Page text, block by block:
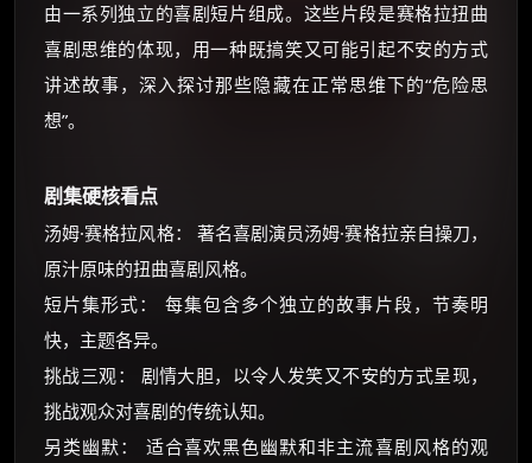
由一系列独立的喜剧短片组成。这些片段是赛格拉扭曲
喜剧思维的体现，用一种既搞笑又可能引起不安的方式
讲述故事，深入探讨那些隐藏在正常思维下的“危险思
想”。
剧集硬核看点
汤姆·赛格拉风格： 著名喜剧演员汤姆·赛格拉亲自操刀，
原汁原味的扭曲喜剧风格。
短片集形式： 每集包含多个独立的故事片段，节奏明
快，主题各异。
挑战三观： 剧情大胆，以令人发笑又不安的方式呈现，
挑战观众对喜剧的传统认知。
另类幽默： 适合喜欢黑色幽默和非主流喜剧风格的观